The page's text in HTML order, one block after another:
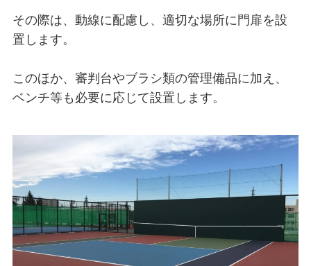
その際は、動線に配慮し、適切な場所に門扉を設
置します。
このほか、審判台やブラシ類の管理備品に加え、
ベンチ等も必要に応じて設置します。